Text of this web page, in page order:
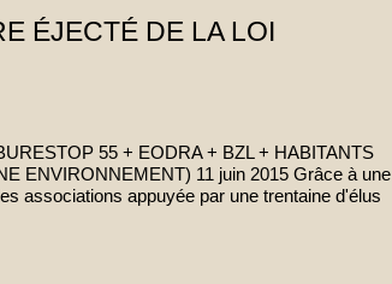
ÉJECTÉ DE LA LOI
55 + EODRA + BZL + HABITANTS
ENVIRONNEMENT) 11 juin 2015 Grâce à une
associations appuyée par une trentaine d'élus